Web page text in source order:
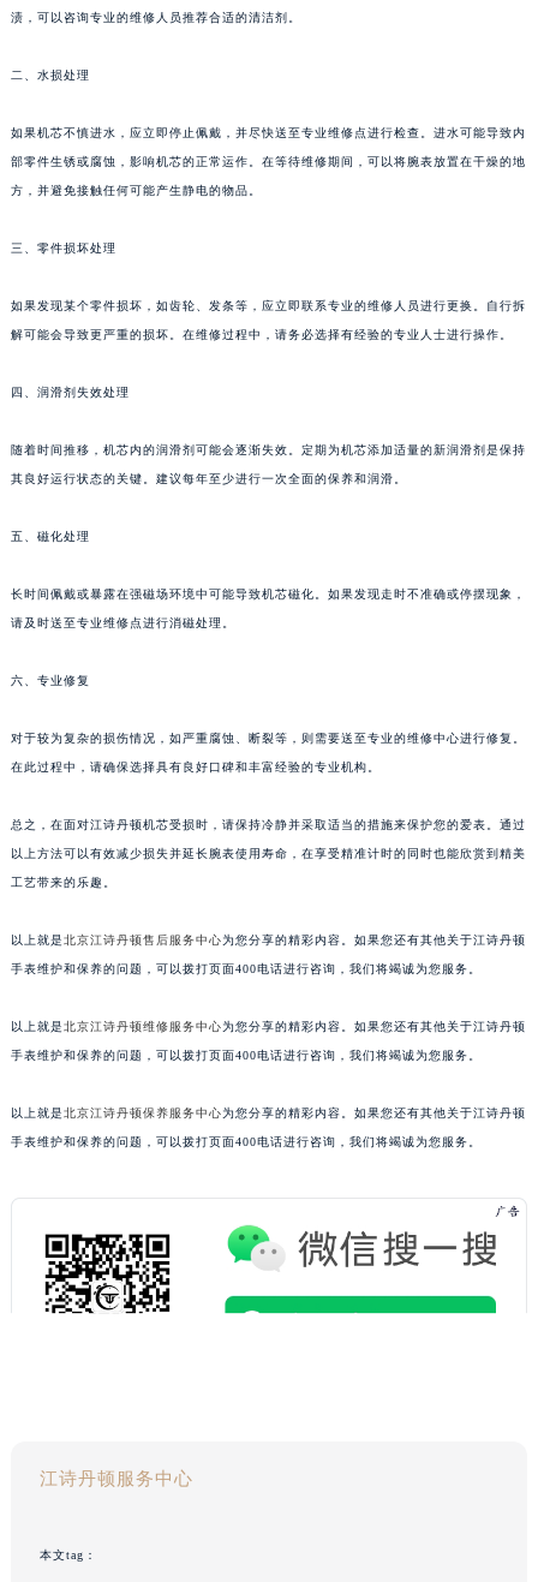
渍，可以咨询专业的维修人员推荐合适的清洁剂。
二、水损处理
如果机芯不慎进水，应立即停止佩戴，并尽快送至专业维修点进行检查。进水可能导致内
部零件生锈或腐蚀，影响机芯的正常运作。在等待维修期间，可以将腕表放置在干燥的地
方，并避免接触任何可能产生静电的物品。
三、零件损坏处理
如果发现某个零件损坏，如齿轮、发条等，应立即联系专业的维修人员进行更换。自行拆
解可能会导致更严重的损坏。在维修过程中，请务必选择有经验的专业人士进行操作。
四、润滑剂失效处理
随着时间推移，机芯内的润滑剂可能会逐渐失效。定期为机芯添加适量的新润滑剂是保持
其良好运行状态的关键。建议每年至少进行一次全面的保养和润滑。
五、磁化处理
长时间佩戴或暴露在强磁场环境中可能导致机芯磁化。如果发现走时不准确或停摆现象，
请及时送至专业维修点进行消磁处理。
六、专业修复
对于较为复杂的损伤情况，如严重腐蚀、断裂等，则需要送至专业的维修中心进行修复。
在此过程中，请确保选择具有良好口碑和丰富经验的专业机构。
总之，在面对江诗丹顿机芯受损时，请保持冷静并采取适当的措施来保护您的爱表。通过
以上方法可以有效减少损失并延长腕表使用寿命，在享受精准计时的同时也能欣赏到精美
工艺带来的乐趣。
以上就是北京江诗丹顿售后服务中心为您分享的精彩内容。如果您还有其他关于江诗丹顿
手表维护和保养的问题，可以拨打页面400电话进行咨询，我们将竭诚为您服务。
以上就是北京江诗丹顿维修服务中心为您分享的精彩内容。如果您还有其他关于江诗丹顿
手表维护和保养的问题，可以拨打页面400电话进行咨询，我们将竭诚为您服务。
以上就是北京江诗丹顿保养服务中心为您分享的精彩内容。如果您还有其他关于江诗丹顿
手表维护和保养的问题，可以拨打页面400电话进行咨询，我们将竭诚为您服务。
江诗丹顿服务中心
本文tag：